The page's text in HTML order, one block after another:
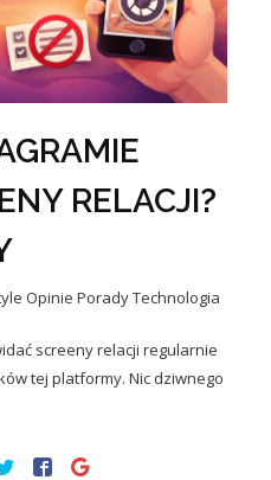
RELACJI?
Opinie PoradyTechnologia
screeny relacji regularnie
tej platformy. Nic dziwnego